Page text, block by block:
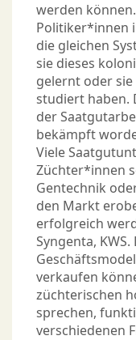
werden
Politiker*innen
die gleichen
sie dieses
gelernt oder
studiert haben.
der
bekämpft
Viele
Züchter*innen
Gentechnik
den Markt
erfolgreich
Syngenta,
verkaufen
züchterischen
sprechen,
verschiedenen